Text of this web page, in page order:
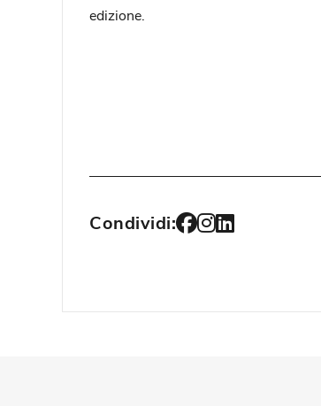
edizione.
Condividi: